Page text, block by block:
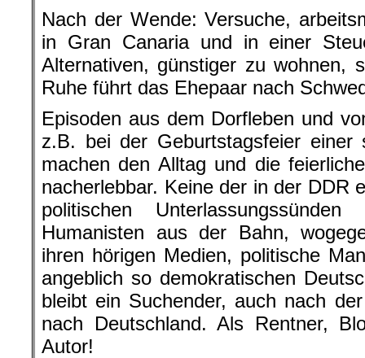
Nach der Wende: Versuche,
in Gran Canaria und in einer
Alternativen, günstiger zu wohnen,
Ruhe führt das Ehepaar nach
Episoden aus dem Dorfleben und
z.B. bei der Geburtstagsfeier einer
machen den Alltag und die
nacherlebbar. Keine der in der DDR
politischen
Humanisten aus der Bahn,
ihren hörigen Medien, politische
angeblich so demokratischen
bleibt ein Suchender, auch nach
nach Deutschland. Als Rentner,
Autor!